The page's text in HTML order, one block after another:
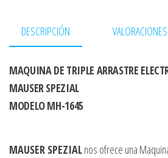
DESCRIPCIÓN
MAQUINA DE TRIPLE ARRASTRE
MAUSER SPEZIAL
MODELO MH-1645
MAUSER SPEZIALnos ofrece una